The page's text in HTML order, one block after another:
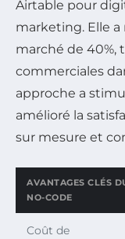
Airtable pour
marketing. Elle
marché de 40%,
commerciales
approche a
amélioré la
sur mesure et
AVANTAGES CLÉS
NO-CODE
Coût de